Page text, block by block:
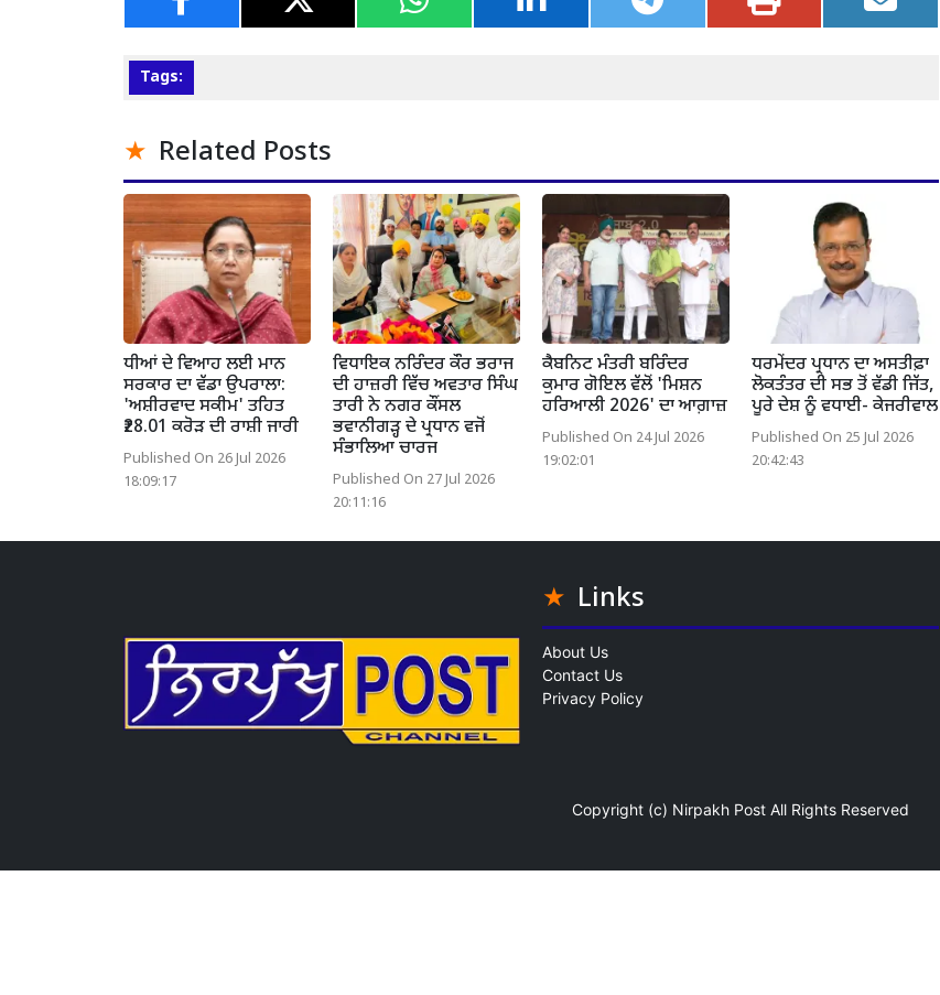
Tags:
Related Posts
ਧੀਆਂ ਦੇ ਵਿਆਹ ਲਈ ਮਾਨ
ਸਰਕਾਰ ਦਾ ਵੱਡਾ ਉਪਰਾਲਾ:
'ਅਸ਼ੀਰਵਾਦ ਸਕੀਮ' ਤਹਿਤ
₹28.01 ਕਰੋੜ ਦੀ ਰਾਸ਼ੀ ਜਾਰੀ
Published On 26 Jul 2026
18:09:17
ਵਿਧਾਇਕ ਨਰਿੰਦਰ ਕੌਰ ਭਰਾਜ
ਦੀ ਹਾਜ਼ਰੀ ਵਿੱਚ ਅਵਤਾਰ ਸਿੰਘ
ਤਾਰੀ ਨੇ ਨਗਰ ਕੌਂਸਲ
ਭਵਾਨੀਗੜ੍ਹ ਦੇ ਪ੍ਰਧਾਨ ਵਜੋਂ
ਸੰਭਾਲਿਆ ਚਾਰਜ
Published On 27 Jul 2026
20:11:16
ਕੈਬਨਿਟ ਮੰਤਰੀ ਬਰਿੰਦਰ
ਕੁਮਾਰ ਗੋਇਲ ਵੱਲੋਂ 'ਮਿਸ਼ਨ
ਹਰਿਆਲੀ 2026' ਦਾ ਆਗ਼ਾਜ਼
Published On 24 Jul 2026
19:02:01
ਧਰਮੇਂਦਰ ਪ੍ਰਧਾਨ ਦਾ ਅਸਤੀਫ਼ਾ
ਲੋਕਤੰਤਰ ਦੀ ਸਭ ਤੋਂ ਵੱਡੀ ਜਿੱਤ,
ਪੂਰੇ ਦੇਸ਼ ਨੂੰ ਵਧਾਈ- ਕੇਜਰੀਵਾਲ
Published On 25 Jul 2026
20:42:43
Links
About Us
Contact Us
Privacy Policy
Copyright (c) Nirpakh Post All Rights Reserved